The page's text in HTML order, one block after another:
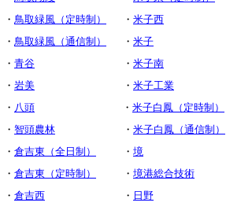
・ 鳥取緑風（定時制） ・ 米子西
・ 鳥取緑風（通信制） ・ 米子
・ 青谷 ・ 米子南
・ 岩美 ・ 米子工業
・ 八頭 ・ 米子白鳳（定時制）
・ 智頭農林 ・ 米子白鳳（通信制）
・ 倉吉東（全日制） ・ 境
・ 倉吉東（定時制） ・ 境港総合技術
・ 倉吉西 ・ 日野